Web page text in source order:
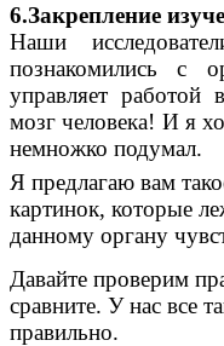
6.Закрепление
Наши
познакомились с
управляет работой
мозг человека! И я
немножко подумал.
Я предлагаю вам
картинок, которые
данному органу
Давайте проверим
сравните. У нас все
правильно.